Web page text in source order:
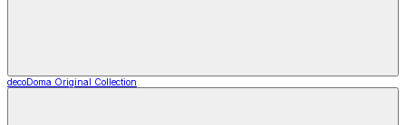
decoDoma Original Collection